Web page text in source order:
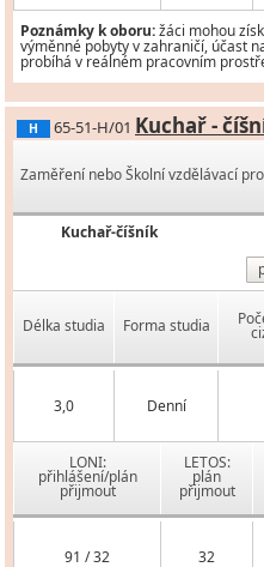
Poznámky k oboru:žáci mohou
výměnné pobyty v zahraničí, účast
probíhá v reálném pracovním
H 65-51-H/01 Kuchař -
Zaměření nebo Školní vzdělávací
Kuchař-číšník
Délka studia Forma studia
3,0 Denní
LONI:
přihlášení/plán
přijmout
LETOS:
plán
přijmout
91 / 32 32